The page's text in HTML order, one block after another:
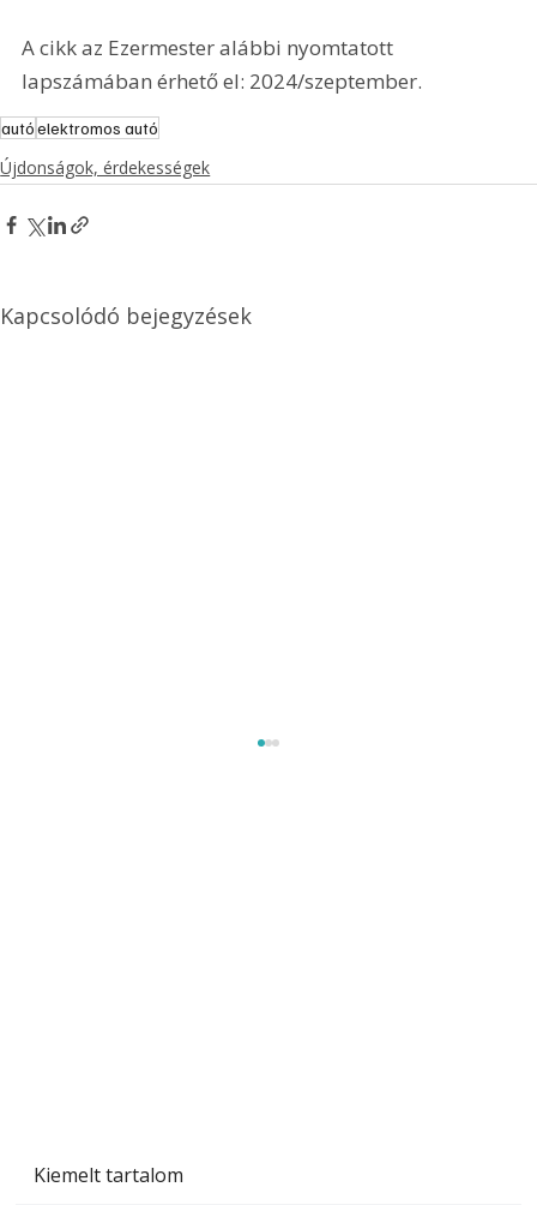
Kiemelt tartalom
A cikk az Ezermester alábbi nyomtatott
lapszámában érhető el: 2024/szeptember.
autóelektromos autó
Újdonságok, érdekességek
Kapcsolódó bejegyzések